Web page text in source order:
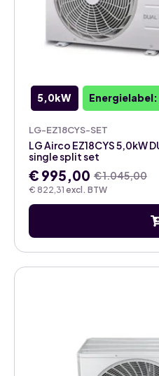
5,0kW Energielabel:
LG-EZ18CYS-SET
€ 822,31 excl. BTW
LG Airco EZ18CYS 5,0kW
single split set
€1.045,00
Oorspronkelijke
prijs
was:
€ 995,00
Huidige
prijs
is: